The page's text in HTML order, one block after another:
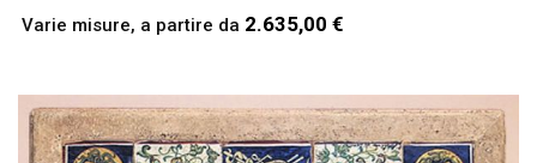
Varie misure, a partire da 2.635,00 €